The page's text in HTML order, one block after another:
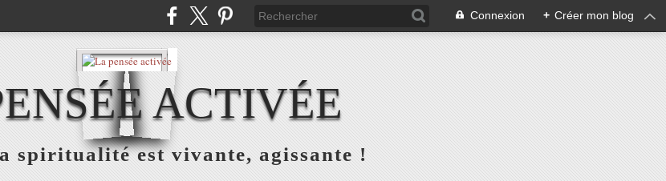
Connexion + Créer mon blog
ACTIVÉE
spiritualité est vivante, agissante !